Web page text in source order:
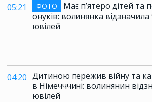
05:21 ФОТО
Має п’ятеро дітей та
онуків: волинянка відзначила
ювілей
04:20 Дитиною пережив війну та
в Німечччині: волинянин
ювілей